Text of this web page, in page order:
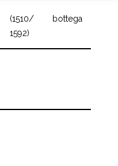
(1510/
1592)
bottega